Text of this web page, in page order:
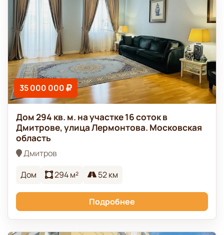
35 000 000
Дом 294 кв. м. на участке 16 соток в
Дмитрове, улица Лермонтова. Московская
область
Дмитров
Дом
294 м² 52 км
Подробнее